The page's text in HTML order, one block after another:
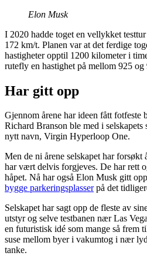
Elon Musk
I 2020 hadde toget en vellykket
172 km/t. Planen var at det ferdige
hastigheter opptil 1200 kilometer i
rutefly en hastighet på mellom 925 og
Har gitt opp
Gjennom årene har ideen fått fotfeste
Richard Branson ble med i
nytt navn, Virgin Hyperloop One.
Men de ni årene selskapet har forsøkt
har vært delvis forgjeves. De har rett
håpet. Nå har også Elon Musk gitt
bygge parkeringsplasserpå det
Selskapet har sagt opp de fleste av
utstyr og selve testbanen nær Las
en futuristisk idé som mange så
suse mellom byer i vakumtog i nær
tanke.